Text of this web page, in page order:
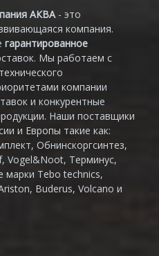
АКВА - это
компания.
гарантированное
Мы работаем с
компании
и конкурентные
Наши поставщики
и Европы такие как:
Обнинскоргсинтез,
Vogel&Noot, Терминус,
Tebo technics,
Buderus, Volcano и